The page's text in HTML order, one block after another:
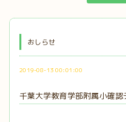
おしらせ
2019-08-13 00:01:00
千葉大学教育学部附属小確認